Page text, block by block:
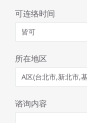
可连络时间
所在地区
谘询内容